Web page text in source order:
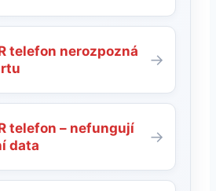
telefon nerozpozná
→
telefon – nefungují
data
→